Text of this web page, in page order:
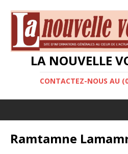
LA NOUVELLE
CONTACTEZ-NOUS AU
Ramtamne